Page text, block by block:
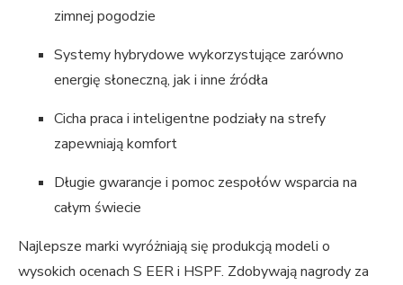
zimnej pogodzie
Systemy hybrydowe wykorzystujące zarówno
energię słoneczną, jak i inne źródła
Cicha praca i inteligentne podziały na strefy
zapewniają komfort
Długie gwarancje i pomoc zespołów wsparcia na
całym świecie
Najlepsze marki wyróżniają się produkcją modeli o
wysokich ocenach S EER i HSPF. Zdobywają nagrody za